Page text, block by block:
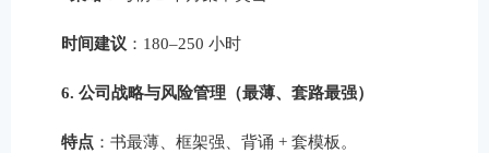
时间建议 ：180–250 小时
6. 公司战略与风险管理（最薄、套路最强）
特点：书最薄、框架强、背诵 + 套模板。